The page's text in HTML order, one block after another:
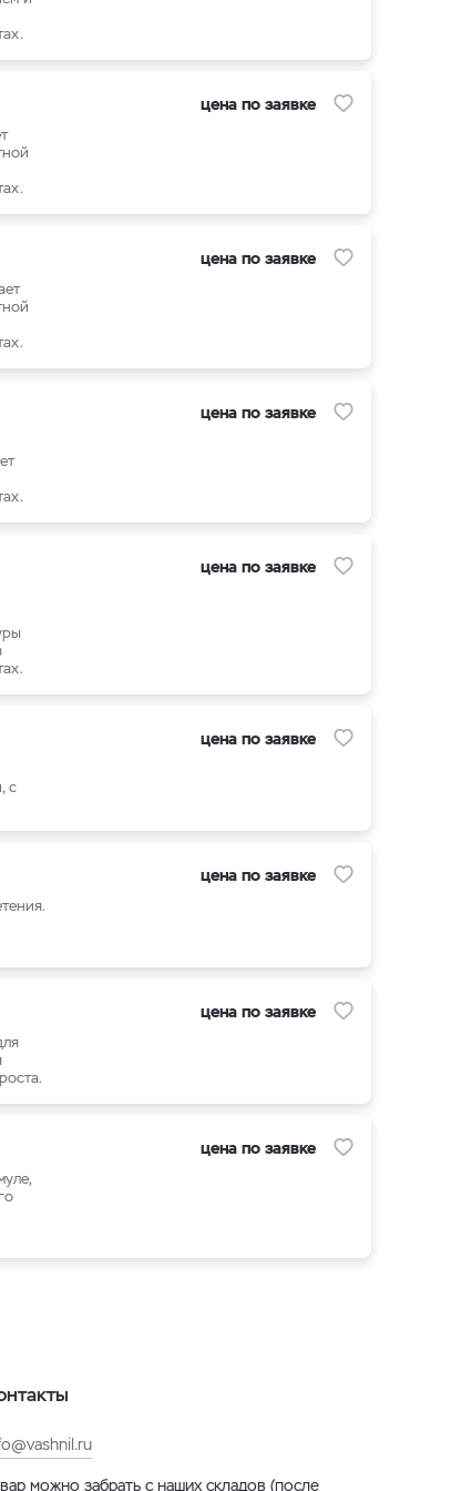
цена по заявке
цена по заявке
цена по заявке
цена по заявке
с
цена по заявке
цена по заявке
цена по заявке
цена по заявке
можно забрать с наших складов (после